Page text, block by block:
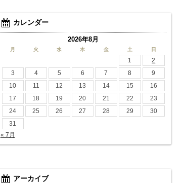
カレンダー
2026年8月
月 火 水 木 金 土 日
1
2
3
4 5 6 7 8
9
10
11 12 13 14 15
16
17
18 19 20 21 22
23
24
25 26 27 28 29
30
31
« 7月
アーカイブ